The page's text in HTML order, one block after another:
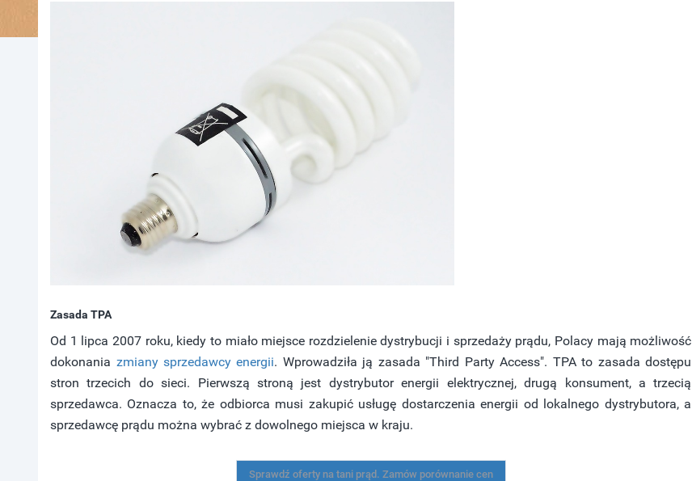
Zasada TPA
Od 1 lipca 2007 roku, kiedy to miało miejsce rozdzielenie dystrybucji i sprzedaży prądu, Polacy mają możliwość
dokonania zmiany sprzedawcy energii. Wprowadziła ją zasada "Third Party Access". TPA to zasada dostępu
stron trzecich do sieci. Pierwszą stroną jest dystrybutor energii elektrycznej, drugą konsument, a trzecią
sprzedawca. Oznacza to, że odbiorca musi zakupić usługę dostarczenia energii od lokalnego dystrybutora, a
sprzedawcę prądu można wybrać z dowolnego miejsca w kraju.
Sprawdź oferty na tani prąd. Zamów porównanie cen